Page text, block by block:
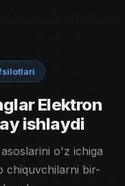
Elektron
ishlaydi
o'z ichiga
chiquvchilarni bir-